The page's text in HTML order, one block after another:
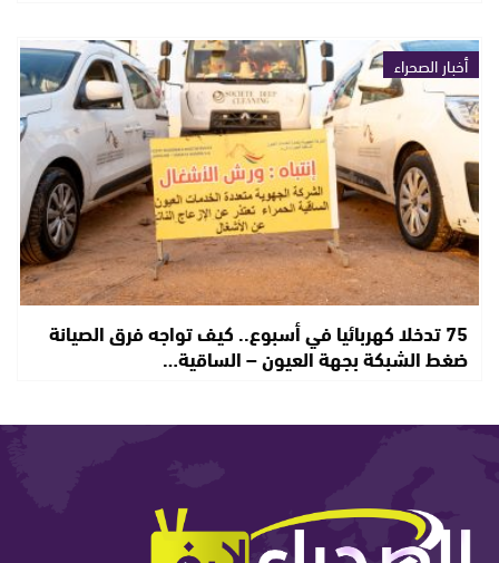
أخبار الصحراء
75 تدخلا كهربائيا في أسبوع.. كيف تواجه فرق الصيانة
ضغط الشبكة بجهة العيون – الساقية…